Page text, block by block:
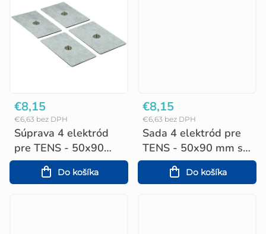
o
Súprava 4 elektród
pre TENS - 50x90
mm s patentkou
€6,63 bez DPH
€8,15
Do košíka
Sada 4 elektród pre
TENS - 50x90 mm s
káblom
€6,63 bez DPH
€8,15
Do košíka